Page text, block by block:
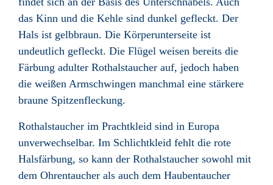
das Kinn und die Kehle sind dunkel gefleckt. Der
Hals ist gelbbraun. Die Körperunterseite ist
undeutlich gefleckt. Die Flügel weisen bereits die
Färbung adulter Rothalstaucher auf, jedoch haben
die weißen Armschwingen manchmal eine stärkere
braune Spitzenfleckung.
Rothalstaucher im Prachtkleid sind in Europa
unverwechselbar. Im Schlichtkleid fehlt die rote
Halsfärbung, so kann der Rothalstaucher sowohl mit
dem Ohrentaucher als auch dem Haubentaucher